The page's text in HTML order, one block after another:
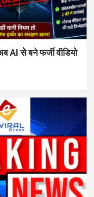
से बने फर्जी वीडियो